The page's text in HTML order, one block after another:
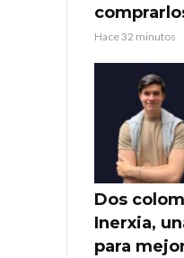
Hace 32 minutos
Dos
Inerxia,
para